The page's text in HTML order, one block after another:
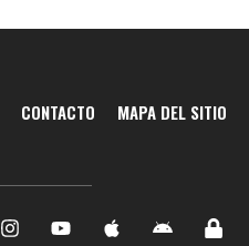
CONTACTO MAPA DEL SITIO